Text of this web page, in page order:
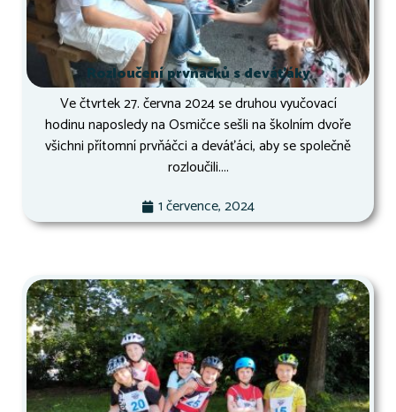
Rozloučení prvňáčků s deváťáky
Ve čtvrtek 27. června 2024 se druhou vyučovací
hodinu naposledy na Osmičce sešli na školním dvoře
všichni přítomní prvňáčci a deváťáci, aby se společně
rozloučili....
1 července, 2024